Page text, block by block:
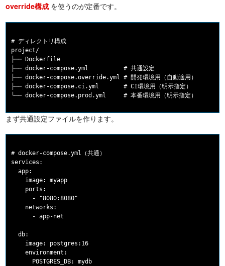
override構成 を使うのが定番です。
# ディレクトリ構成
project/
├── Dockerfile
├── docker-compose.yml          # 共通設定
├── docker-compose.override.yml # 開発環境用（自動適用）
├── docker-compose.ci.yml       # CI環境用（明示指定）
まず共通設定ファイルを作ります。
# docker-compose.yml（共通）
services:
  app:
    image: myapp
    ports:
      - "8080:8080"
    networks:
      - app-net
  db:
    image: postgres:16
    environment:
      POSTGRES_DB: mydb